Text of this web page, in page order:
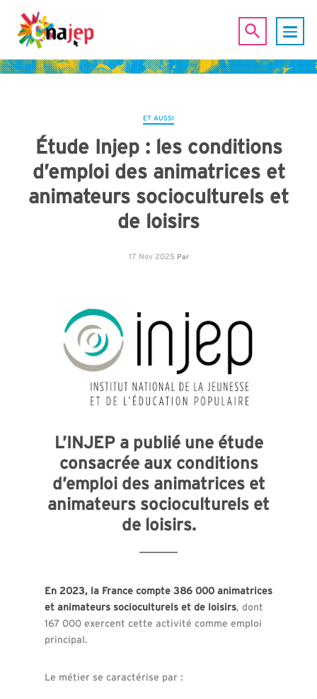
ET AUSSI
Étude Injep : les conditions
d’emploi des animatrices et
animateurs socioculturels et
de loisirs
17 Nov 2025 Par
L’INJEP a publié une étude
consacrée aux conditions
d’emploi des animatrices et
animateurs socioculturels et
de loisirs.
En 2023, la France compte 386 000 animatrices
et animateurs socioculturels et de loisirs, dont
167 000 exercent cette activité comme emploi
principal.
Le métier se caractérise par :